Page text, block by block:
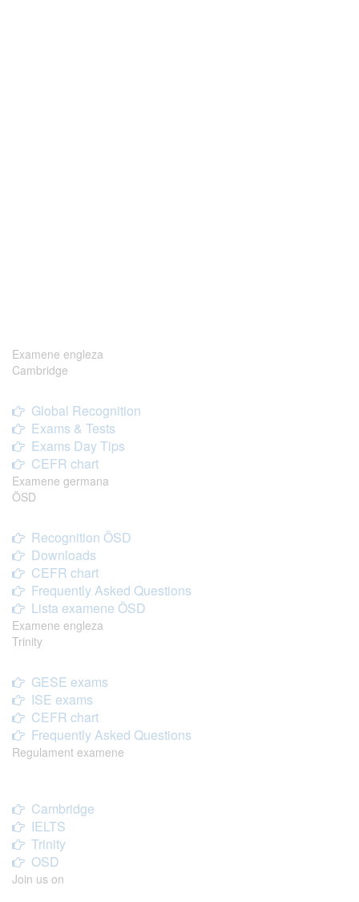
Examene engleza
Cambridge
Global Recognition
Exams & Tests
Exams Day Tips
CEFR chart
Examene germana
ÖSD
Recognition ÖSD
Downloads
CEFR chart
Frequently Asked Questions
Lista examene ÖSD
Examene engleza
Trinity
GESE exams
ISE exams
CEFR chart
Frequently Asked Questions
Regulament examene
Cambridge
IELTS
Trinity
OSD
Join us on